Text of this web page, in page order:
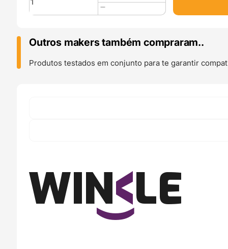
de
PLA
SPEED
Verde
Outros makers também compraram..
Produtos testados em conjunto para te garantir